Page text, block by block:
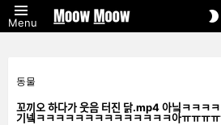
Menu
동물
꼬끼오 하다가 웃음 터진 닭.mp4 아닠ㅋㅋ
기넼ㅋㅋㅋㅋㅋㅋㅋㅋㅋㅋㅋㅋㅋㅋ아ㅠㅠㅠ